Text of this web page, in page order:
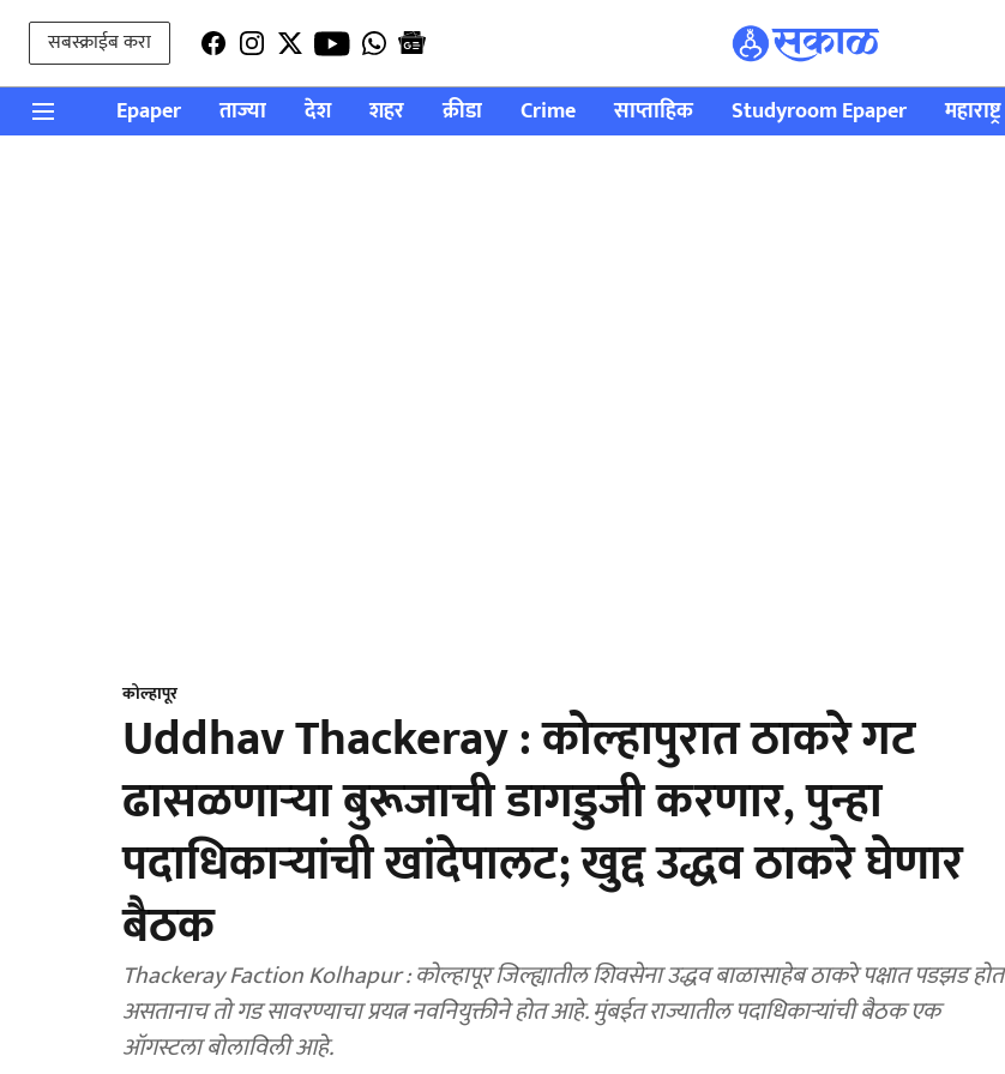
सबस्क्राईब करा
Epaper ताज्या देश शहर क्रीडा Crime साप्ताहिक Studyroom Epaper महाराष्ट्र
कोल्हापूर
Uddhav Thackeray : कोल्हापुरात ठाकरे गट
ढासळणाऱ्या बुरूजाची डागडुजी करणार, पुन्हा
पदाधिकाऱ्यांची खांदेपालट; खुद्द उद्धव ठाकरे घेणार
बैठक
Thackeray Faction Kolhapur : कोल्हापूर जिल्ह्यातील शिवसेना उद्धव बाळासाहेब ठाकरे पक्षात पडझड होत
असतानाच तो गड सावरण्याचा प्रयत्न नवनियुक्तीने होत आहे. मुंबईत राज्यातील पदाधिकाऱ्यांची बैठक एक
ऑगस्टला बोलाविली आहे.